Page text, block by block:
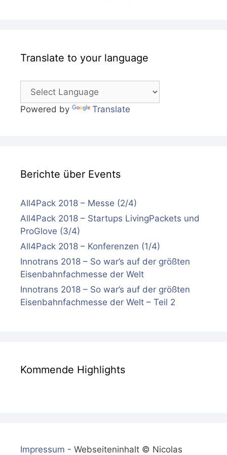
Translate to your language
Powered by Translate
Berichte über Events
All4Pack 2018 – Messe (2/4)
All4Pack 2018 – Startups LivingPackets und
ProGlove (3/4)
All4Pack 2018 – Konferenzen (1/4)
Innotrans 2018 – So war’s auf der größten
Eisenbahnfachmesse der Welt
Innotrans 2018 – So war’s auf der größten
Eisenbahnfachmesse der Welt – Teil 2
Kommende Highlights
Impressum - Webseiteninhalt © Nicolas